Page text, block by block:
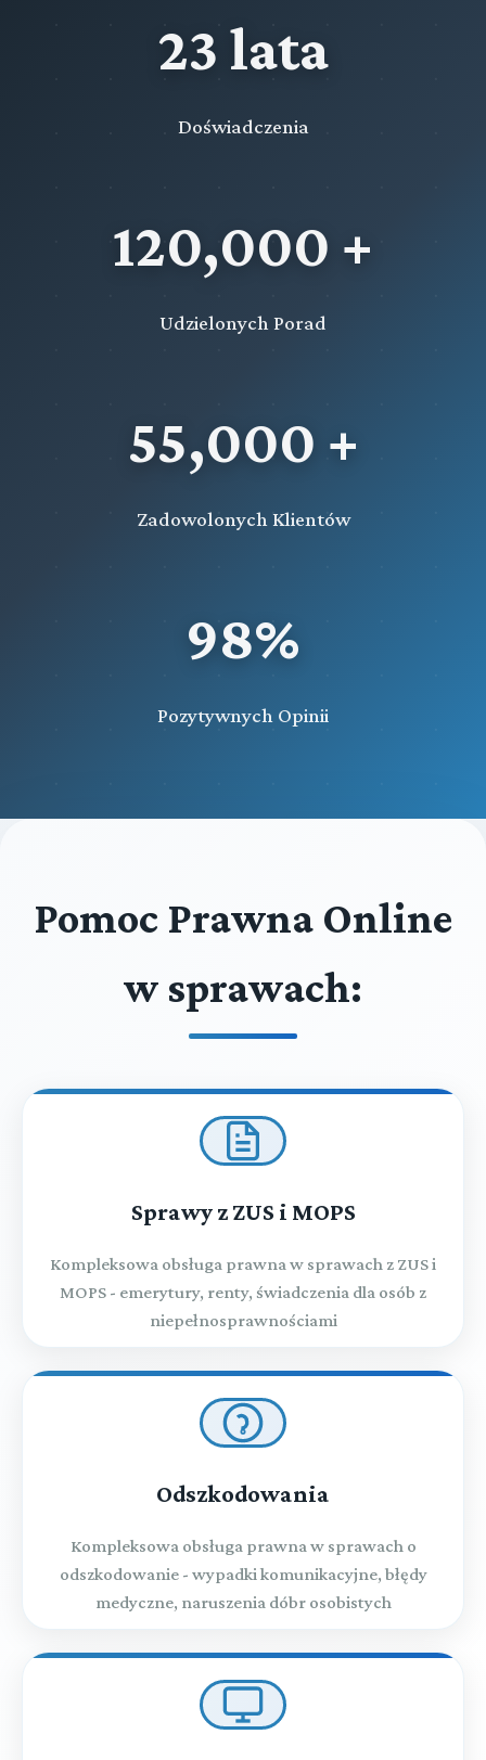
23 lata
Doświadczenia
120,000 +
Udzielonych Porad
55,000 +
Zadowolonych Klientów
98%
Pozytywnych Opinii
Pomoc Prawna Online
w sprawach:
Sprawy z ZUS i MOPS
Kompleksowa obsługa prawna w sprawach z ZUS i
MOPS - emerytury, renty, świadczenia dla osób z
niepełnosprawnościami
Odszkodowania
Kompleksowa obsługa prawna w sprawach o
odszkodowanie - wypadki komunikacyjne, błędy
medyczne, naruszenia dóbr osobistych